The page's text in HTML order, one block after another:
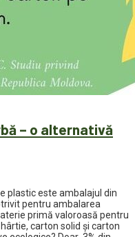
– o alternativă
plastic este ambalajul din
pentru ambalarea
primă valoroasă pentru
carton solid și carton